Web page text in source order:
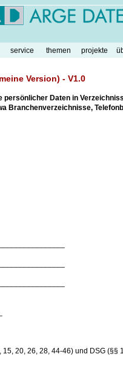
Version) - V1.0
Daten in
Branchenverzeichnisse,
20, 26, 28, 44-46) und DSG (§§
service themen projekte